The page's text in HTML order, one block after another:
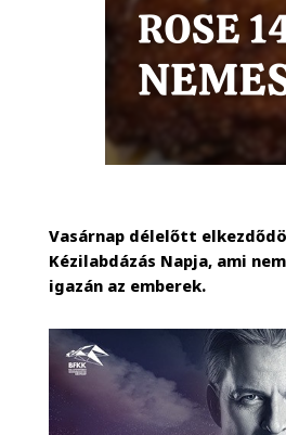
Vasárnap délelőtt
Kézilabdázás Napja, ami
igazán az emberek.